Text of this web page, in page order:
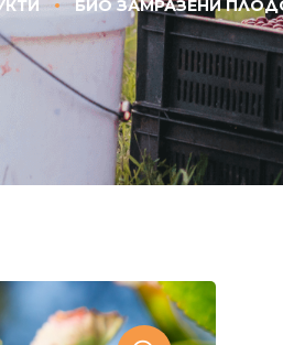
БИО ЗАМРАЗЕНИ